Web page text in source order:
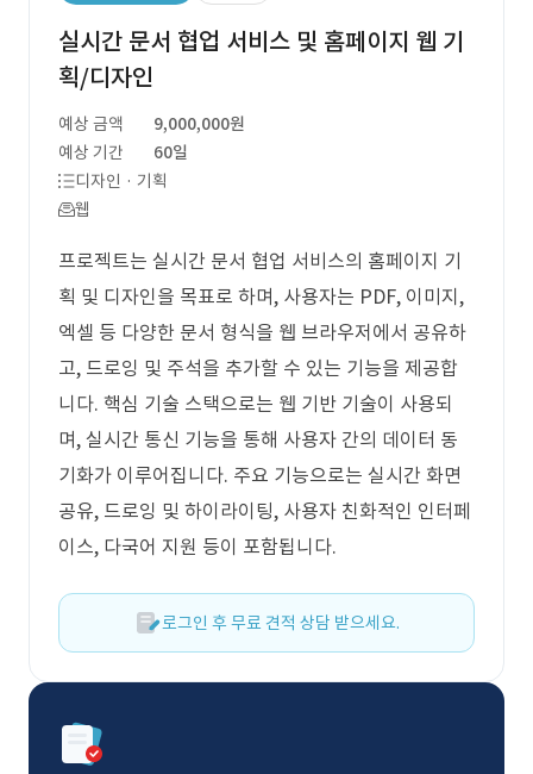
실시간 문서 협업 서비스 및 홈페이지 웹 기
획/디자인
예상 금액
9,000,000원
예상 기간
60일
디자인 · 기획
웹
프로젝트는 실시간 문서 협업 서비스의 홈페이지 기
획 및 디자인을 목표로 하며, 사용자는 PDF, 이미지,
엑셀 등 다양한 문서 형식을 웹 브라우저에서 공유하
고, 드로잉 및 주석을 추가할 수 있는 기능을 제공합
니다. 핵심 기술 스택으로는 웹 기반 기술이 사용되
며, 실시간 통신 기능을 통해 사용자 간의 데이터 동
기화가 이루어집니다. 주요 기능으로는 실시간 화면
공유, 드로잉 및 하이라이팅, 사용자 친화적인 인터페
이스, 다국어 지원 등이 포함됩니다.
로그인 후 무료 견적 상담 받으세요.